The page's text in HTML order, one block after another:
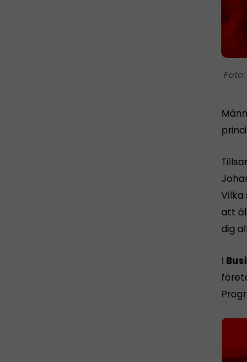
Vilka
att
dig
I